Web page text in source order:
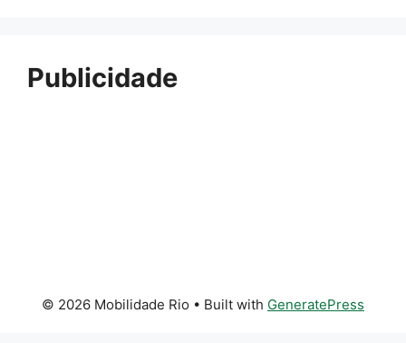
Publicidade
© 2026 Mobilidade Rio • Built with GeneratePress